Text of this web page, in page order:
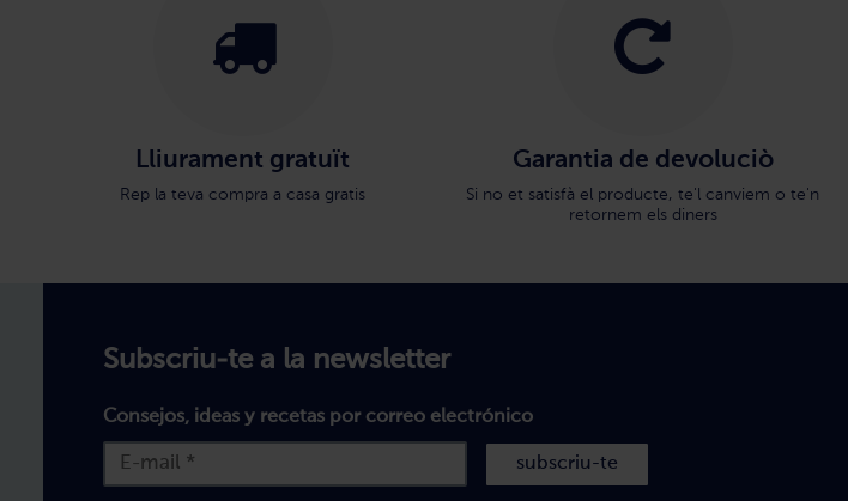
Lliurament gratuït
Rep la teva compra a casa gratis
Garantia de devoluciò
Si no et satisfà el producte, te'l canviem o te'n
retornem els diners
Subscriu-te a la newsletter
Consejos, ideas y recetas por correo electrónico
subscriu-te